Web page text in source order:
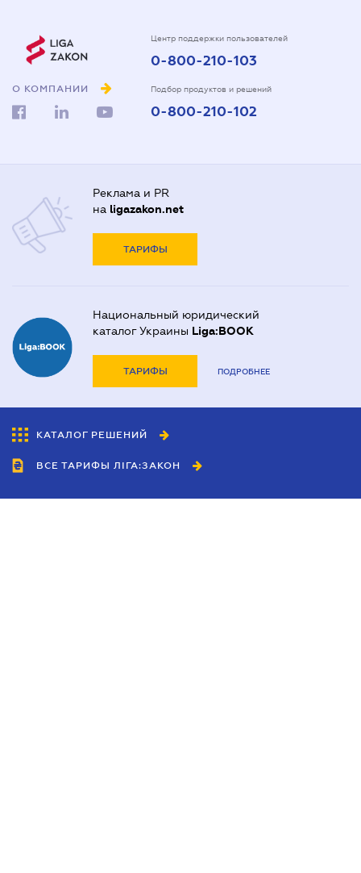
О КОМПАНИИ
Центр поддержки пользователей
0-800-210-103
Подбор продуктов и решений
0-800-210-102
Реклама и PR
на ligazakon.net
ТАРИФЫ
Национальный юридический
каталог Украины Liga:BOOK
ТАРИФЫ ПОДРОБНЕЕ
КАТАЛОГ РЕШЕНИЙ
ВСЕ ТАРИФЫ ЛІГА:ЗАКОН